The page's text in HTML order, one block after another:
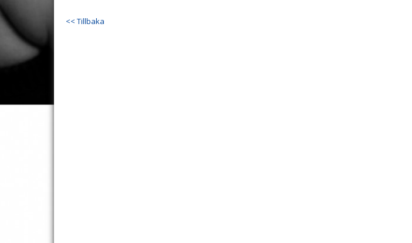
<< Tillbaka